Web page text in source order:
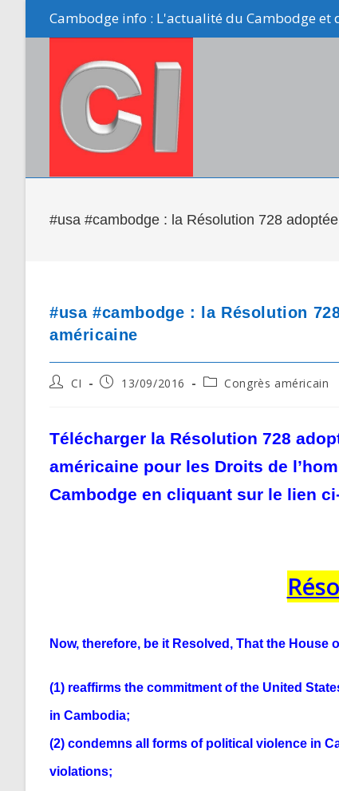
Cambodge info : L'actualité du Cambodge et
#usa #cambodge : la Résolution 728
#usa #cambodge : la Résolution
américaine
PostCI
Post13/09/2016
PostCongrès américain
Télécharger la Résolution 728
américaine pour les Droits de
Cambodge en cliquant sur le lien
Now, therefore, be it Resolved, That the House
(1) reaffirms the commitment of the United
in Cambodia;
(2) condemns all forms of political violence in
violations;